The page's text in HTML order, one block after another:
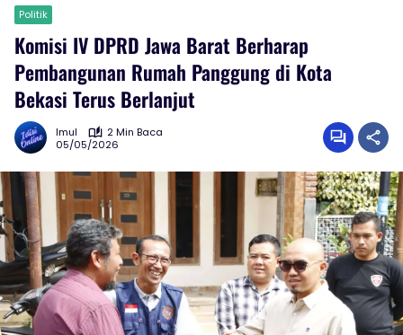
Politik
Komisi IV DPRD Jawa Barat Berharap
Pembangunan Rumah Panggung di Kota
Bekasi Terus Berlanjut
Imul
2 Min Baca
05/05/2026